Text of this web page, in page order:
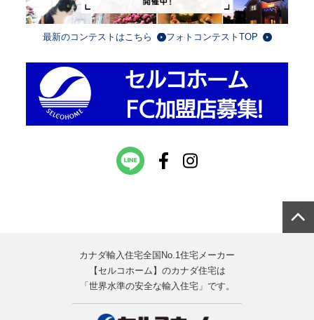
最新のコンテストはこちら フォトコンテストTOP
カナダ輸入住宅全国No.1住宅メーカー
【セルコホーム】のカナダ住宅は
「世界水準の安全な輸入住宅」です。